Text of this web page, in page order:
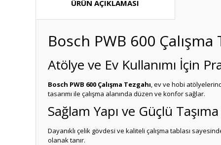
ÜRÜN AÇIKLAMASI
Bosch PWB 600
Atölye ve Ev Kullanımı İçin
Bosch PWB 600 Çalışma Tezgahı, ev ve hobi
tasarımı ile çalışma alanında düzen ve konfor sağlar.
Sağlam Yapı ve Güçlü
Dayanıklı çelik gövdesi ve kaliteli çalışma tablası
olanak tanır.